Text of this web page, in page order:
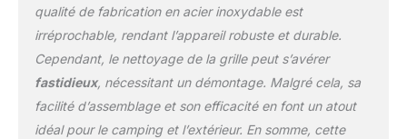
munie de poignées des
deux côtés, de sorte qu'il
est facile de la retirer et
assiette lorsque vous
avez fini de cuisiner.
Système de Gestion des
qualité de fabrication en acier inoxydable est
irréprochable, rendant l’appareil robuste et durable.
Cependant, le nettoyage de la grille peut s’avérer
fastidieux, nécessitant un démontage. Malgré cela, sa
facilité d’assemblage et son efficacité en font un atout
idéal pour le camping et l’extérieur. En somme, cette